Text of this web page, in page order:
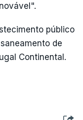
público
de
Continental.